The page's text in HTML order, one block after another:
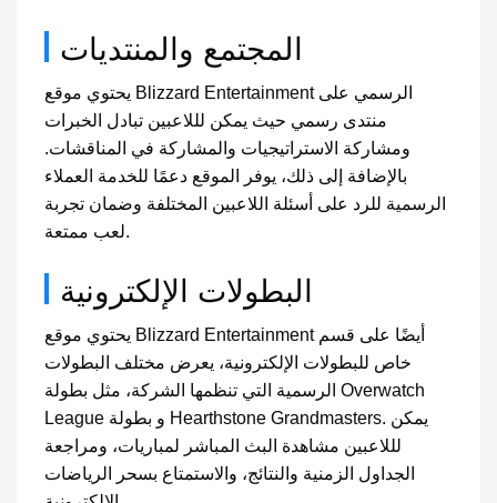
المجتمع والمنتديات
يحتوي موقع Blizzard Entertainment الرسمي على
منتدى رسمي حيث يمكن لللاعبين تبادل الخبرات
ومشاركة الاستراتيجيات والمشاركة في المناقشات.
بالإضافة إلى ذلك، يوفر الموقع دعمًا للخدمة العملاء
الرسمية للرد على أسئلة اللاعبين المختلفة وضمان تجربة
لعب ممتعة.
البطولات الإلكترونية
يحتوي موقع Blizzard Entertainment أيضًا على قسم
خاص للبطولات الإلكترونية، يعرض مختلف البطولات
الرسمية التي تنظمها الشركة، مثل بطولة Overwatch
League و بطولة Hearthstone Grandmasters. يمكن
لللاعبين مشاهدة البث المباشر لمباريات، ومراجعة
الجداول الزمنية والنتائج، والاستمتاع بسحر الرياضات